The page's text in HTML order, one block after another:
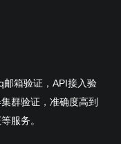
箱验证，API接入验
群验证，准确度高到
服务。